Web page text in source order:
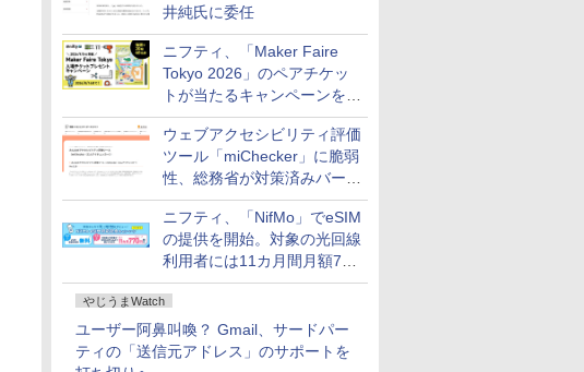
井純氏に委任
ニフティ、「Maker Faire
Tokyo 2026」のペアチケッ
トが当たるキャンペーンをX
で実施。8月16日まで
ウェブアクセシビリティ評価
ツール「miChecker」に脆弱
性、総務省が対策済みバージ
ョンへの更新を呼び掛け
ニフティ、「NifMo」でeSIM
の提供を開始。対象の光回線
利用者には11カ月間月額770
円割引のキャンペーン
やじうまWatch
ユーザー阿鼻叫喚？ Gmail、サードパー
ティの「送信元アドレス」のサポートを